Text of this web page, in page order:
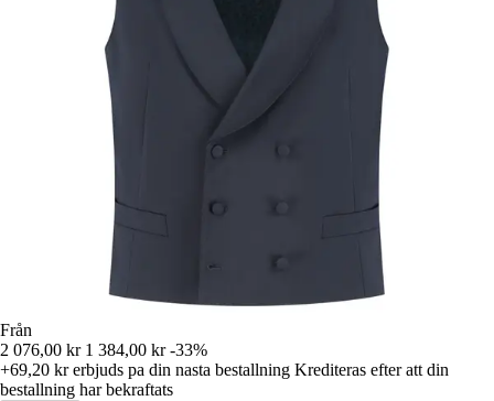
Från
2 076,00 kr 1 384,00 kr -33%
+69,20 krerbjuds pa din nasta bestallning Krediteras efter att din
bestallning har bekraftats